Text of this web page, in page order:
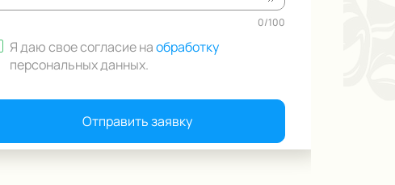
0/100
Я даю свое согласие наобработку
персональных данных.
Отправить заявку